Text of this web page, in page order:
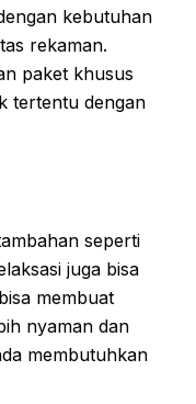
kebutuhan
rekaman.
paket khusus
tertentu dengan
seperti
juga bisa
membuat
nyaman dan
membutuhkan